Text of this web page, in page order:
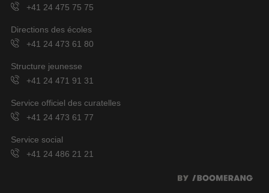
+41 24 475 75 75
Directions des écoles
+41 24 473 61 80
Structure jeunesse
+41 24 471 91 31
Service officiel des curatelles
+41 24 473 61 77
Service social
+41 24 486 21 21